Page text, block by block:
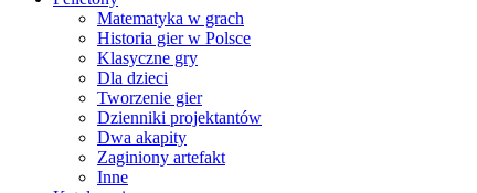
Matematyka w grach
Historia gier w Polsce
Klasyczne gry
Dla dzieci
Tworzenie gier
Dzienniki projektantów
Dwa akapity
Zaginiony artefakt
Inne